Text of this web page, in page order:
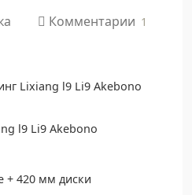
Комментарии 1
Lixiang l9 Li9 Akebono
l9 Li9 Akebono
+ 420 мм диски